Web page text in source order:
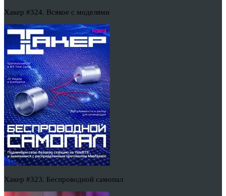
Хакер #324. Всякое с моделями
Хакер #323. Беспроводной самопал